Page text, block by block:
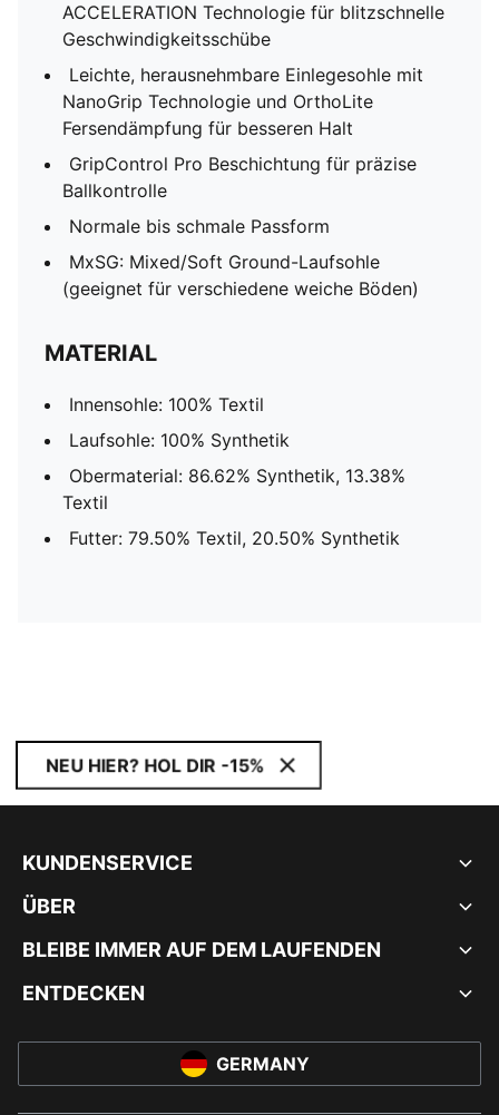
ACCELERATION Technologie für blitzschnelle
Geschwindigkeitsschübe
Leichte, herausnehmbare Einlegesohle mit
NanoGrip Technologie und OrthoLite
Fersendämpfung für besseren Halt
GripControl Pro Beschichtung für präzise
Ballkontrolle
Normale bis schmale Passform
MxSG: Mixed/Soft Ground-Laufsohle
(geeignet für verschiedene weiche Böden)
MATERIAL
Innensohle: 100% Textil
Laufsohle: 100% Synthetik
Obermaterial: 86.62% Synthetik, 13.38%
Textil
Futter: 79.50% Textil, 20.50% Synthetik
NEU HIER? HOL DIR -15%
KUNDENSERVICE
ÜBER
BLEIBE IMMER AUF DEM LAUFENDEN
ENTDECKEN
GERMANY